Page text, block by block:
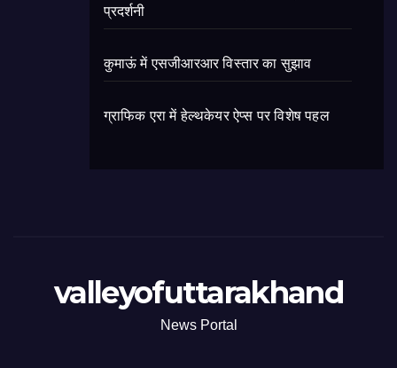
प्रदर्शनी
कुमाऊं में एसजीआरआर विस्तार का सुझाव
ग्राफिक एरा में हेल्थकेयर ऐप्स पर विशेष पहल
valleyofuttarakhand
News Portal